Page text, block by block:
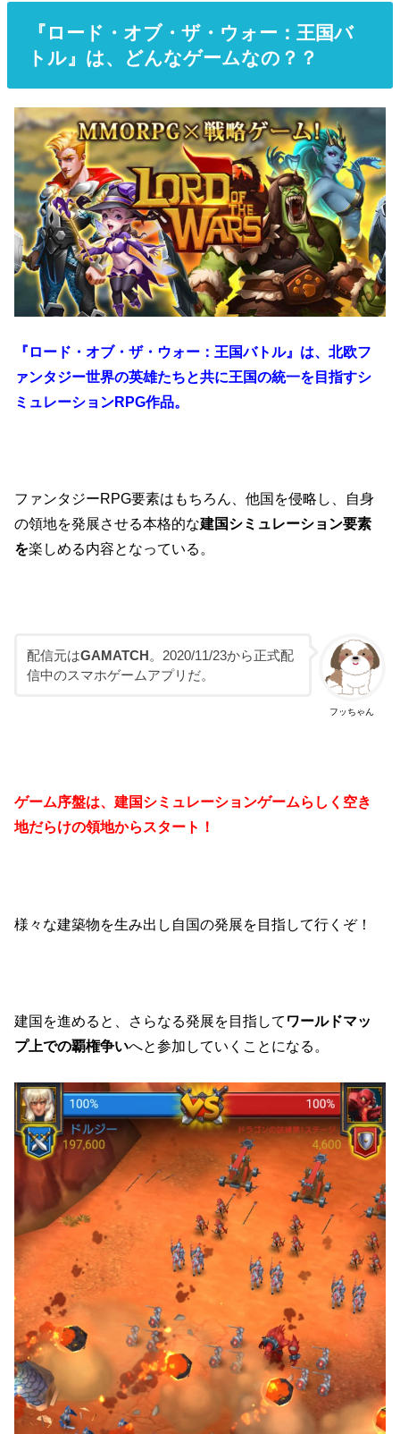
『ロード・オブ・ザ・ウォー：王国バ
トル』は、どんなゲームなの？？
『ロード・オブ・ザ・ウォー：王国バトル』は、北欧フ
ァンタジー世界の英雄たちと共に王国の統一を目指すシ
ミュレーションRPG作品。
ファンタジーRPG要素はもちろん、他国を侵略し、自身
の領地を発展させる本格的な建国シミュレーション要素
を楽しめる内容となっている。
フッちゃん
配信元はGAMATCH。 2020/11/23から正式配
信中のスマホゲームアプリだ。
ゲーム序盤は、建国シミュレーションゲームらしく空き
地だらけの領地からスタート！
様々な建築物を生み出し自国の発展を目指して行くぞ！
建国を進めると、さらなる発展を目指して ワールドマッ
プ上での覇権争いへと参加していくことになる。